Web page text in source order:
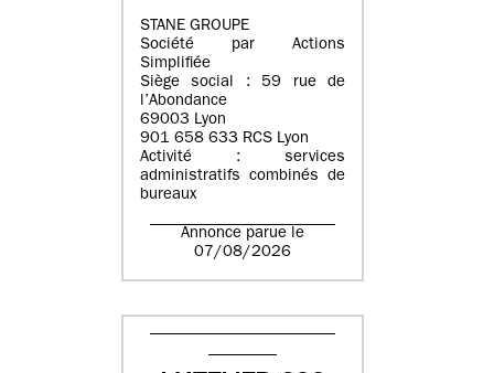
STANE GROUPE
Société par Actions
Simplifiée
Siège social : 59 rue de
l’Abondance
69003 Lyon
901 658 633 RCS Lyon
Activité : services
administratifs combinés de
bureaux
Annonce parue le
07/08/2026